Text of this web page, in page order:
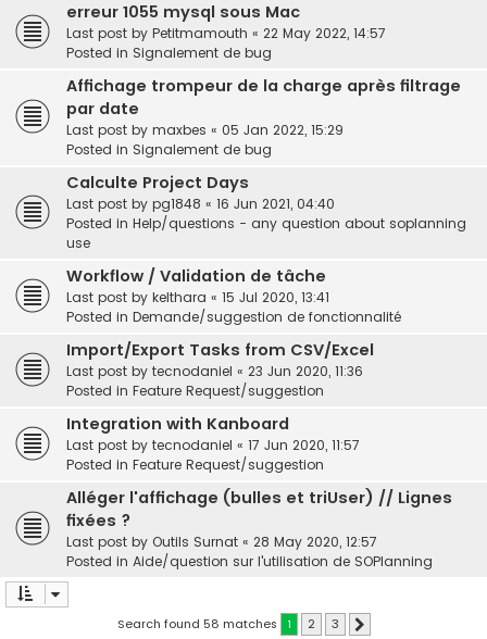
erreur 1055 mysql sous Mac
Last post by Petitmamouth « 22 May 2022, 14:57
Posted in Signalement de bug
Affichage trompeur de la charge après filtrage
par date
Last post by maxbes « 05 Jan 2022, 15:29
Posted in Signalement de bug
Calculte Project Days
Last post by pg1848 « 16 Jun 2021, 04:40
Posted in Help/questions - any question about soplanning
use
Workflow / Validation de tâche
Last post by kelthara « 15 Jul 2020, 13:41
Posted in Demande/suggestion de fonctionnalité
Import/Export Tasks from CSV/Excel
Last post by tecnodaniel « 23 Jun 2020, 11:36
Posted in Feature Request/suggestion
Integration with Kanboard
Last post by tecnodaniel « 17 Jun 2020, 11:57
Posted in Feature Request/suggestion
Alléger l'affichage (bulles et triUser) // Lignes
fixées ?
Last post by Outils Surnat « 28 May 2020, 12:57
Posted in Aide/question sur l'utilisation de SOPlanning
Search found 58 matches 1 2 3